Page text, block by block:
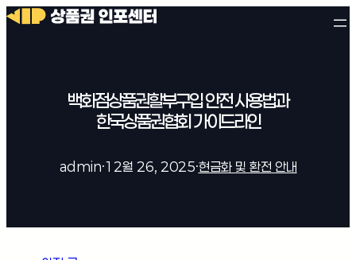
백화점상품권할부구입 안전 사용법과
한국상품권협회 가이드라인
admin·12월 26, 2025·현금화 및 환전 안내